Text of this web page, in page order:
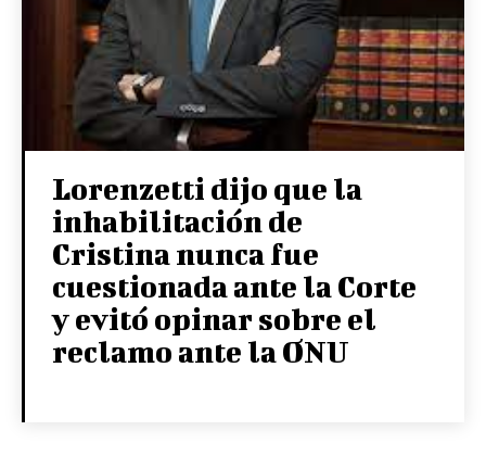
Lorenzetti dijo que la
inhabilitación de
Cristina nunca fue
cuestionada ante la Corte
y evitó opinar sobre el
reclamo ante la ONU